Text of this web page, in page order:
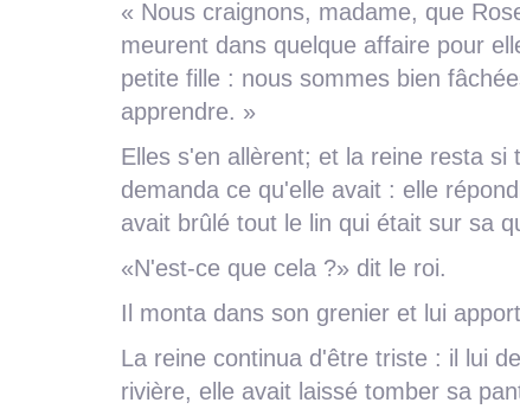
« Nous craignons, madame, que
meurent dans quelque affaire pour
petite fille : nous sommes bien
apprendre. »
Elles s'en allèrent; et la reine resta
demanda ce qu'elle avait : elle
avait brûlé tout le lin qui était sur sa
«N'est-ce que cela ?» dit le roi.
Il monta dans son grenier et lui
La reine continua d'être triste : il lui
rivière, elle avait laissé tomber sa